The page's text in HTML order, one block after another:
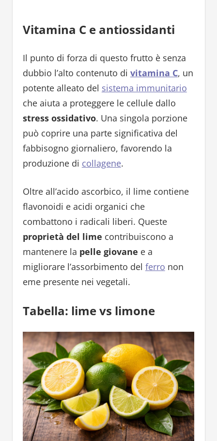
Vitamina C e antiossidanti
Il punto di forza di questo frutto è senza
dubbio l’alto contenuto di vitamina C, un
potente alleato del sistema immunitario
che aiuta a proteggere le cellule dallo
stress ossidativo. Una singola porzione
può coprire una parte significativa del
fabbisogno giornaliero, favorendo la
produzione di collagene.
Oltre all’acido ascorbico, il lime contiene
flavonoidi e acidi organici che
combattono i radicali liberi. Queste
proprietà del lime contribuiscono a
mantenere la pelle giovane e a
migliorare l’assorbimento del ferro non
eme presente nei vegetali.
Tabella: lime vs limone